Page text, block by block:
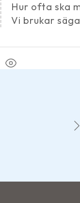
Hur ofta ska
Vi brukar